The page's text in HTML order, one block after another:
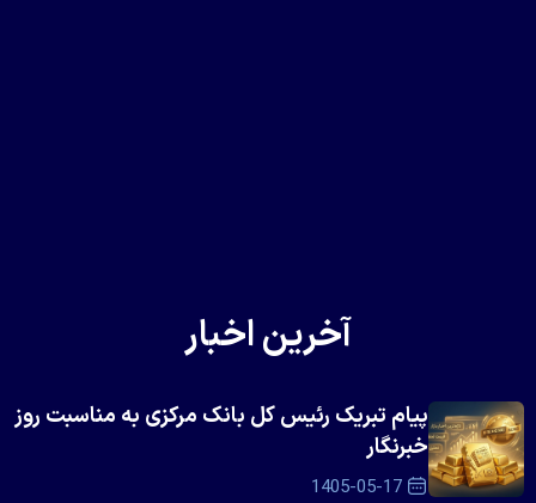
آخرین اخبار
پیام تبریک رئیس کل بانک مرکزی به مناسبت روز
خبرنگار
1405-05-17